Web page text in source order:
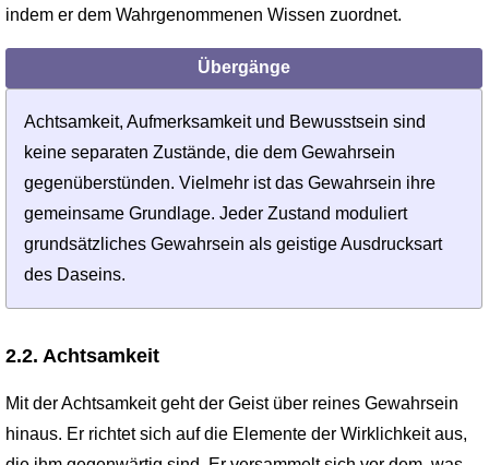
indem er dem Wahrgenommenen Wissen zuordnet.
Übergänge
Achtsamkeit, Aufmerksamkeit und Bewusstsein sind
keine separaten Zustände, die dem Gewahrsein
gegenüberstünden. Vielmehr ist das Gewahrsein ihre
gemeinsame Grundlage. Jeder Zustand moduliert
grundsätzliches Gewahrsein als geistige Ausdrucksart
des Daseins.
2.2. Achtsamkeit
Mit der Achtsamkeit geht der Geist über reines Gewahrsein
hinaus. Er richtet sich auf die Elemente der Wirklichkeit aus,